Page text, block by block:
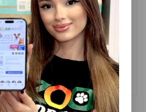
Qiymət
Almaq
4.60
66.00
ALMAQ